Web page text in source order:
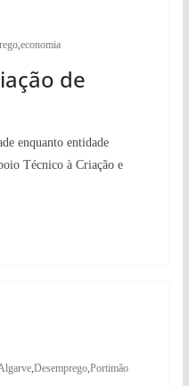
,economia
de
enquanto entidade
Técnico à Criação e
,Desemprego,Portimão